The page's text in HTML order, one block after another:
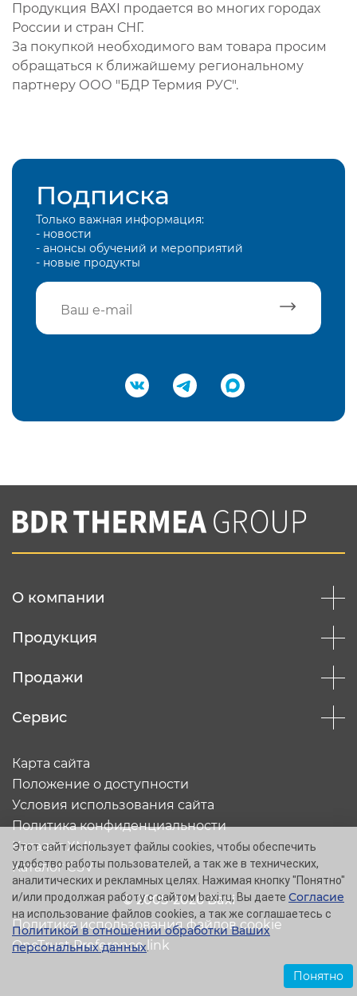
Продукция BAXI продается во многих городах
России и стран СНГ.
За покупкой необходимого вам товара просим
обращаться к ближайшему региональному
партнеру ООО "БДР Термия РУС".
Подписка
Только важная информация:
- новости
- анонсы обучений и мероприятий
- новые продукты
Подтвердить e-mail
Вы соглашаетесь с нашей политикой
конфеденциальности
О компании
Продукция
Продажи
Сервис
© 2005-2026 Baxi
Карта сайта
Положение о доступности
Условия использования сайта
Политика конфиденциальности
Каталог XML
Каталог CSV
Политика использования файлов cookie
OneTrust Preference link
Этот сайт использует файлы cookies, чтобы обеспечить
удобство работы пользователей, а так же в технических,
аналитических и рекламных целях. Нажимая кнопку "Понятно"
и/или продолжая работу с сайтом baxi.ru, Вы даете Согласие
на использование файлов cookies, а так же соглашаетесь с
Политикой в отношении обработки Ваших
персональных данных.
Понятно